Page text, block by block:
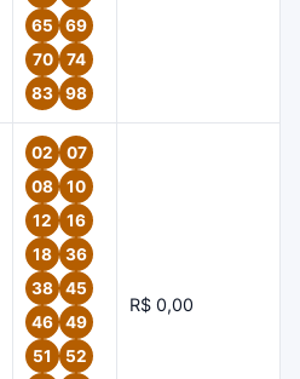
65
69
70
74
83
98
02
07
08
10
12
16
18
36
38
45
46
49
51
52
R$ 0,00